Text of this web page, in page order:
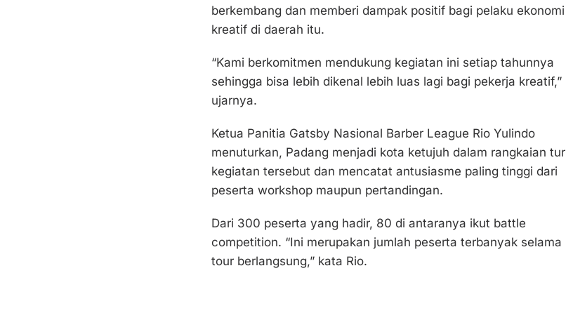
berkembang dan memberi dampak positif bagi pelaku ekonomi
kreatif di daerah itu.
“Kami berkomitmen mendukung kegiatan ini setiap tahunnya
sehingga bisa lebih dikenal lebih luas lagi bagi pekerja kreatif,”
ujarnya.
Ketua Panitia Gatsby Nasional Barber League Rio Yulindo
menuturkan, Padang menjadi kota ketujuh dalam rangkaian tur
kegiatan tersebut dan mencatat antusiasme paling tinggi dari
peserta workshop maupun pertandingan.
Dari 300 peserta yang hadir, 80 di antaranya ikut battle
competition. “Ini merupakan jumlah peserta terbanyak selama
tour berlangsung,” kata Rio.